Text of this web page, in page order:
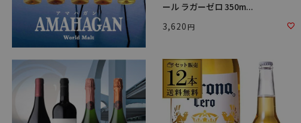
ール ラガーゼロ 350m...
3,620